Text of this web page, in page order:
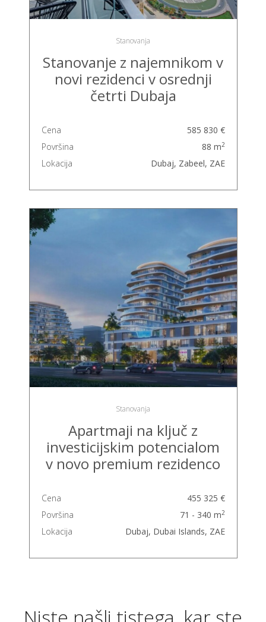
Stanovanja
Stanovanje z najemnikom v
novi rezidenci v osrednji
četrti Dubaja
Cena
585 830 €
Površina
88 m2
Lokacija Dubaj, Zabeel, ZAE
Stanovanja
Apartmaji na ključ z
investicijskim potencialom
v novo premium rezidenco
Cena
455 325 €
Površina
71 - 340 m2
Lokacija Dubaj, Dubai Islands, ZAE